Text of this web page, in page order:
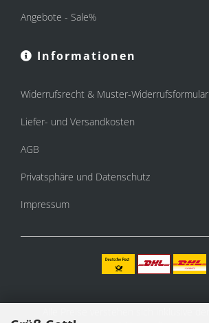
Angebote - Sale%
Informationen
Widerrufsrecht & Muster-Widerrufsformular
Liefer- und Versandkosten
AGB
Privatsphäre und Datenschutz
Impressum